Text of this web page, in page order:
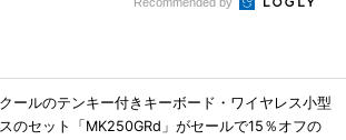
ールのテンキー付きキーボード・ワイヤレス小型
のセット「MK250GRd」がセールで15％オフの